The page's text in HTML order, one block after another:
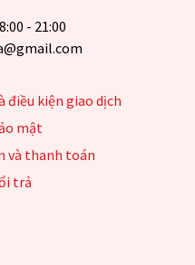
- 21:00
điều kiện giao dịch
mật
và thanh toán
trả